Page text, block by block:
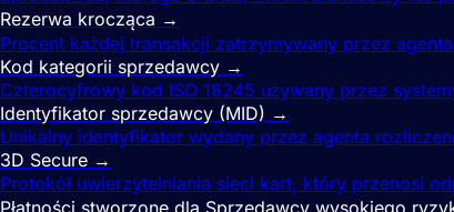
Rezerwa krocząca →
Procent każdej transakcji zatrzymywany przez
Kod kategorii sprzedawcy →
Czterocyfrowy kod ISO 18245 używany przez
Identyfikator sprzedawcy (MID) →
Unikalny identyfikator wydany przez agenta
3D Secure →
Protokół uwierzytelniania sieci kart, który przenosi